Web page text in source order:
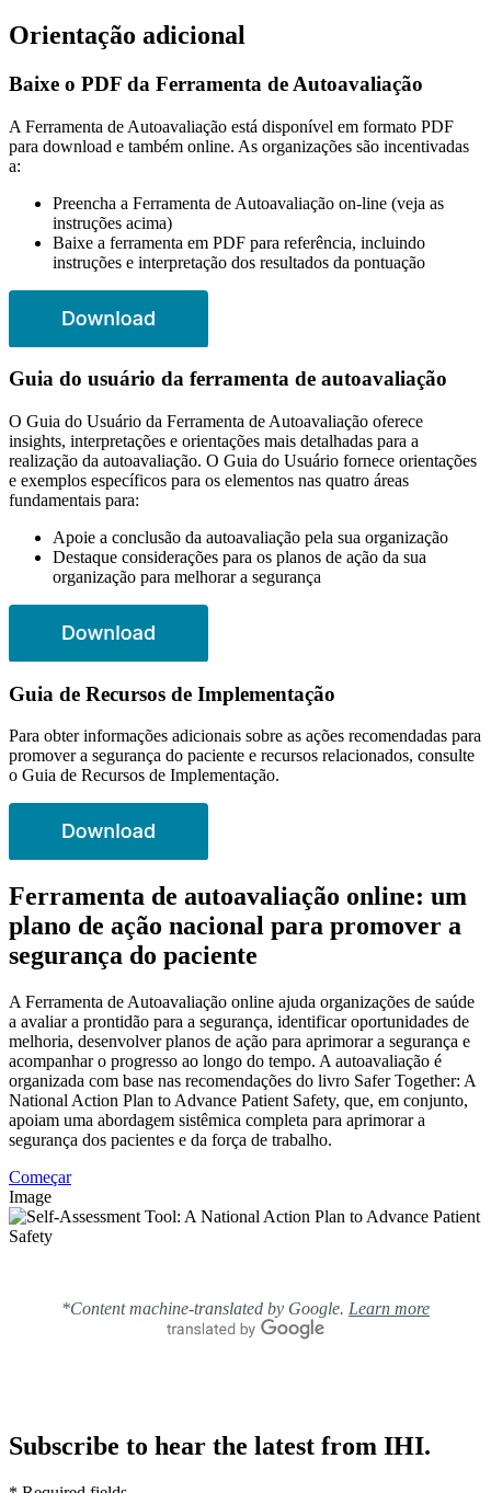
Orientação adicional
Baixe o PDF da Ferramenta de Autoavaliação
A Ferramenta de Autoavaliação está disponível em formato PDF
para download e também online. As organizações são incentivadas
a:
Preencha a Ferramenta de Autoavaliação on-line (veja as
instruções acima)
Baixe a ferramenta em PDF para referência, incluindo
instruções e interpretação dos resultados da pontuação
Guia do usuário da ferramenta de autoavaliação
O Guia do Usuário da Ferramenta de Autoavaliação oferece
insights, interpretações e orientações mais detalhadas para a
realização da autoavaliação. O Guia do Usuário fornece orientações
e exemplos específicos para os elementos nas quatro áreas
fundamentais para:
Apoie a conclusão da autoavaliação pela sua organização
Destaque considerações para os planos de ação da sua
organização para melhorar a segurança
Guia de Recursos de Implementação
Para obter informações adicionais sobre as ações recomendadas para
promover a segurança do paciente e recursos relacionados, consulte
o Guia de Recursos de Implementação.
Ferramenta de autoavaliação online: um
plano de ação nacional para promover a
segurança do paciente
A Ferramenta de Autoavaliação online ajuda organizações de saúde
a avaliar a prontidão para a segurança, identificar oportunidades de
melhoria, desenvolver planos de ação para aprimorar a segurança e
acompanhar o progresso ao longo do tempo. A autoavaliação é
organizada com base nas recomendações do livro Safer Together: A
National Action Plan to Advance Patient Safety, que, em conjunto,
apoiam uma abordagem sistêmica completa para aprimorar a
segurança dos pacientes e da força de trabalho.
Começar
Image
*Content machine-translated by Google. Learn more
Subscribe to hear the latest from IHI.